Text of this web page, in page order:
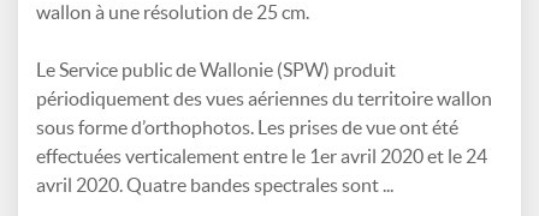
wallon à une résolution de 25 cm.
Le Service public de Wallonie (SPW) produit
périodiquement des vues aériennes du territoire wallon
sous forme d’orthophotos. Les prises de vue ont été
effectuées verticalement entre le 1er avril 2020 et le 24
avril 2020. Quatre bandes spectrales sont ...